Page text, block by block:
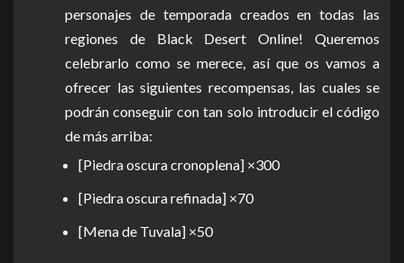
personajes de temporada creados en todas las
regiones de Black Desert Online! Queremos
celebrarlo como se merece, así que os vamos a
ofrecer las siguientes recompensas, las cuales se
podrán conseguir con tan solo introducir el código
de más arriba:
[Piedra oscura cronoplena] ×300
[Piedra oscura refinada] ×70
[Mena de Tuvala] ×50